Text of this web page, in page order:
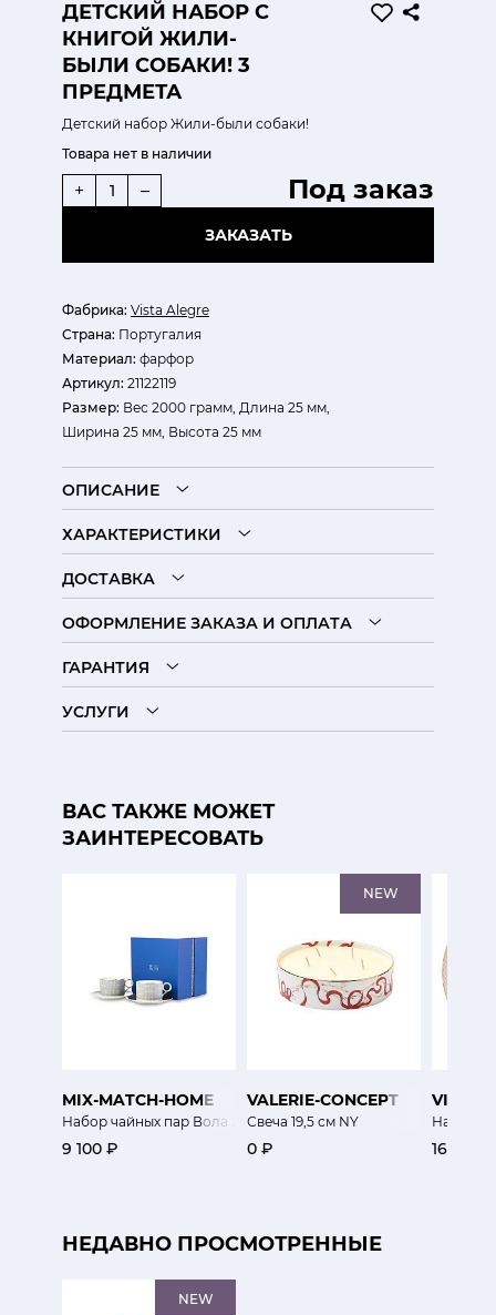
ДЕТСКИЙ НАБОР С
КНИГОЙ ЖИЛИ-
БЫЛИ СОБАКИ! 3
ПРЕДМЕТА
Детский набор Жили-были собаки!
Фабрика: Vista Alegre
Страна: Португалия
Материал: фарфор
Артикул: 21122119
Размер: Вес 2000 грамм, Длина 25 мм,
Ширина 25 мм, Высота 25 мм
Товара нет в наличии
Под заказ
+ –
ЗАКАЗАТЬ
ОПИСАНИЕ
ХАРАКТЕРИСТИКИ
ДОСТАВКА
ОФОРМЛЕНИЕ ЗАКАЗА И ОПЛАТА
ГАРАНТИЯ
УСЛУГИ
ВАС ТАКЖЕ МОЖЕТ
ЗАИНТЕРЕСОВАТЬ
MIX-MATCH-HOME
Набор чайных пар Вола 2 шт
9 100 ₽
NEW
VALERIE-CONCEPT
Свеча 19,5 см NY
0 ₽
VISTA
Набор
16 400
НЕДАВНО ПРОСМОТРЕННЫЕ
NEW